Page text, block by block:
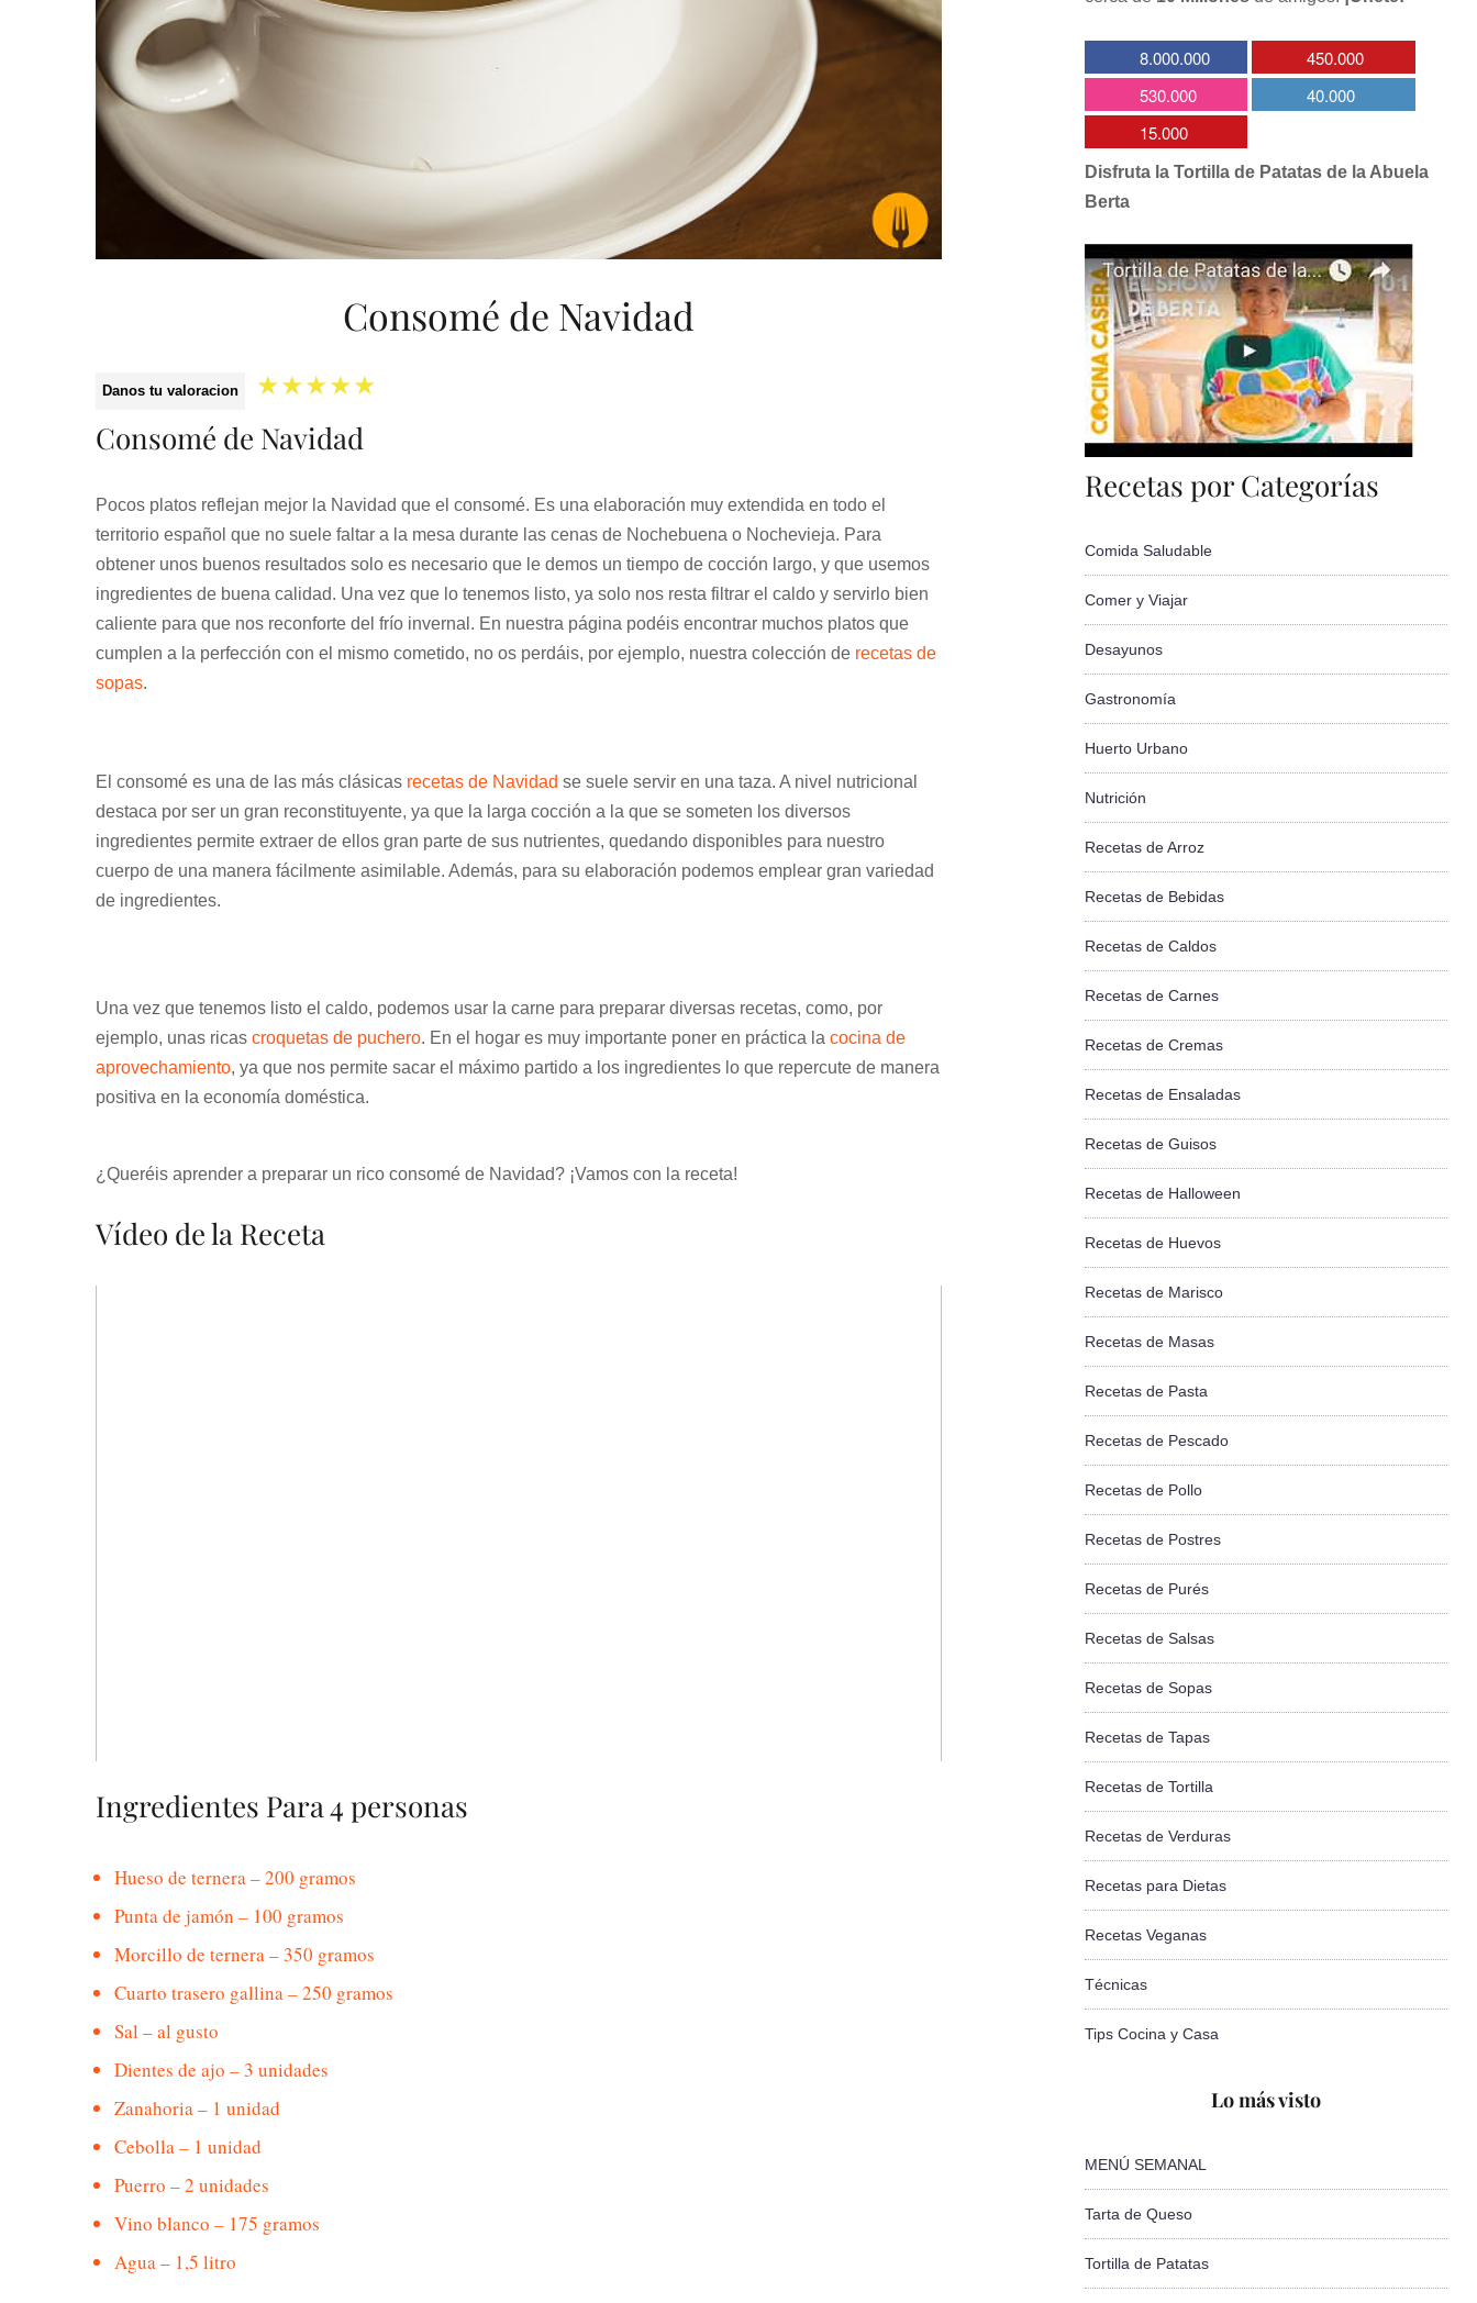
Consomé de Navidad
Danos tu valoracion ★★★★★
Consomé de Navidad
Pocos platos reflejan mejor la Navidad que el consomé. Es una elaboración muy extendida en todo el
territorio español que no suele faltar a la mesa durante las cenas de Nochebuena o Nochevieja. Para
obtener unos buenos resultados solo es necesario que le demos un tiempo de cocción largo, y que usemos
ingredientes de buena calidad. Una vez que lo tenemos listo, ya solo nos resta filtrar el caldo y servirlo bien
caliente para que nos reconforte del frío invernal. En nuestra página podéis encontrar muchos platos que
cumplen a la perfección con el mismo cometido, no os perdáis, por ejemplo, nuestra colección de recetas de
sopas.
El consomé es una de las más clásicas recetas de Navidad se suele servir en una taza. A nivel nutricional
destaca por ser un gran reconstituyente, ya que la larga cocción a la que se someten los diversos
ingredientes permite extraer de ellos gran parte de sus nutrientes, quedando disponibles para nuestro
cuerpo de una manera fácilmente asimilable. Además, para su elaboración podemos emplear gran variedad
de ingredientes.
Una vez que tenemos listo el caldo, podemos usar la carne para preparar diversas recetas, como, por
ejemplo, unas ricas croquetas de puchero. En el hogar es muy importante poner en práctica la cocina de
aprovechamiento, ya que nos permite sacar el máximo partido a los ingredientes lo que repercute de manera
positiva en la economía doméstica.
¿Queréis aprender a preparar un rico consomé de Navidad? ¡Vamos con la receta!
Vídeo de la Receta
Ingredientes Para 4 personas
Hueso de ternera – 200 gramos
Punta de jamón – 100 gramos
Morcillo de ternera – 350 gramos
Cuarto trasero gallina – 250 gramos
Sal – al gusto
Dientes de ajo – 3 unidades
Zanahoria – 1 unidad
Cebolla – 1 unidad
Puerro – 2 unidades
Vino blanco – 175 gramos
Agua – 1,5 litro
8.000.000
450.000
530.000
40.000
15.000
Disfruta la Tortilla de Patatas de la Abuela
Berta
Recetas por Categorías
Comida Saludable
Comer y Viajar
Desayunos
Gastronomía
Huerto Urbano
Nutrición
Recetas de Arroz
Recetas de Bebidas
Recetas de Caldos
Recetas de Carnes
Recetas de Cremas
Recetas de Ensaladas
Recetas de Guisos
Recetas de Halloween
Recetas de Huevos
Recetas de Marisco
Recetas de Masas
Recetas de Pasta
Recetas de Pescado
Recetas de Pollo
Recetas de Postres
Recetas de Purés
Recetas de Salsas
Recetas de Sopas
Recetas de Tapas
Recetas de Tortilla
Recetas de Verduras
Recetas para Dietas
Recetas Veganas
Técnicas
Tips Cocina y Casa
Lo más visto
MENÚ SEMANAL
Tarta de Queso
Tortilla de Patatas